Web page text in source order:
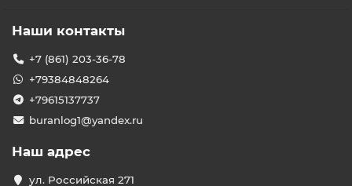
Наши контакты
+7 (861) 203-36-78
+79384848264
+79615137737
buranlog1@yandex.ru
Наш адрес
ул. Российская 271